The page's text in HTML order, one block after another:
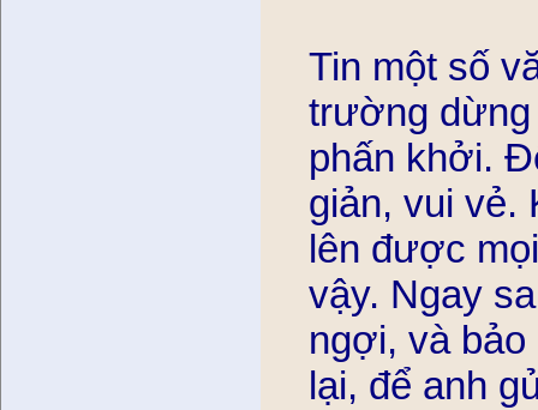
Tin một số
trường dừng
phấn khởi.
giản, vui vẻ.
lên được
vậy. Ngay
ngợi, và
lại, để anh